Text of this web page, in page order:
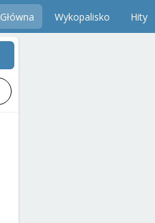
Główna Wykopalisko Hity